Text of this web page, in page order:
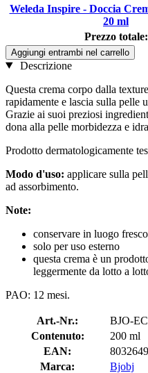
Weleda Inspire - Doccia
20 ml
Prezzo totale:
Aggiungi entrambi nel carrello
Descrizione
Questa crema corpo dalla
rapidamente e lascia sulla pelle
Grazie ai suoi preziosi
dona alla pelle morbidezza e
Prodotto dermatologicamente
Modo d'uso: applicare sulla
ad assorbimento.
Note:
conservare in luogo
solo per uso esterno
questa crema è un
leggermente da lotto a
PAO: 12 mesi.
Art.-Nr.:
BJO-
Contenuto:
200 ml
EAN:
Marca:
Bjobj